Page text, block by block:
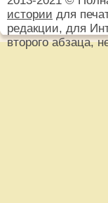
истории для
редакции, для
второго абзаца,